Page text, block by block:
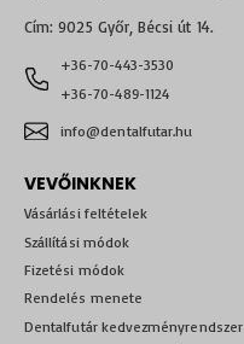
Cím: 9025 Győr, Bécsi út 14.
+36-70-443-3530
+36-70-489-1124
info@dentalfutar.hu
VEVŐINKNEK
Vásárlási feltételek
Szállítási módok
Fizetési módok
Rendelés menete
Dentalfutár kedvezményrendszer